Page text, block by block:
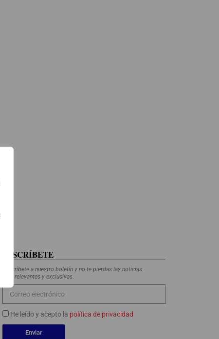
SUSCRÍBETE
Suscríbete a nuestro boletín y no te pierdas las noticias
más relevantes y exclusivas.
He leído y acepto la política de privacidad
Enviar